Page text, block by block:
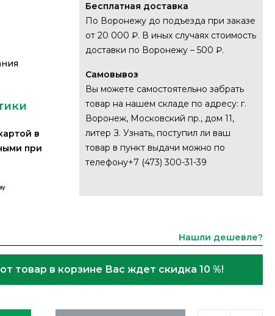
в
при
Бесплатная доставка
По Воронежу до подъезда при заказе
от 20 000 ₽. В иных случаях стоимость
доставки по Воронежу – 500 ₽.
Самовывоз
Вы можете самостоятельно забрать
товар на нашем складе по адресу: г.
Воронеж, Московский пр., дом 11,
литер З. Узнать, поступил ли ваш
товар в пункт выдачи можно по
телефону+7 (473) 300-31-39
Нашли дешевле?
товар в корзине Вас ждет скидка 10 %!